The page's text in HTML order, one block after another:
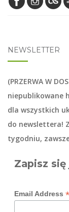
NEWSLETTER
(PRZERWA W
niepublikowane
dla wszystkich
do newslettera!
tygodniu,
Zapisz
Email Address *